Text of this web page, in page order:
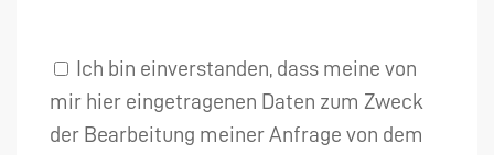
Ich bin einverstanden, dass meine von
mir hier eingetragenen Daten zum Zweck
der Bearbeitung meiner Anfrage von dem